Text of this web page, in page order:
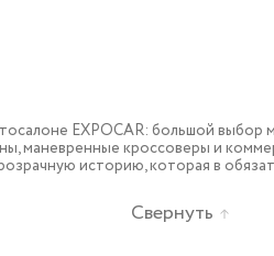
EXPOCAR: большой выбор
маневренные кроссоверы и
историю, которая в
Свернуть